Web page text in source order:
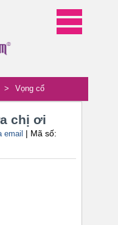
> Vọng cổ
chị ơi
email | Mã số: